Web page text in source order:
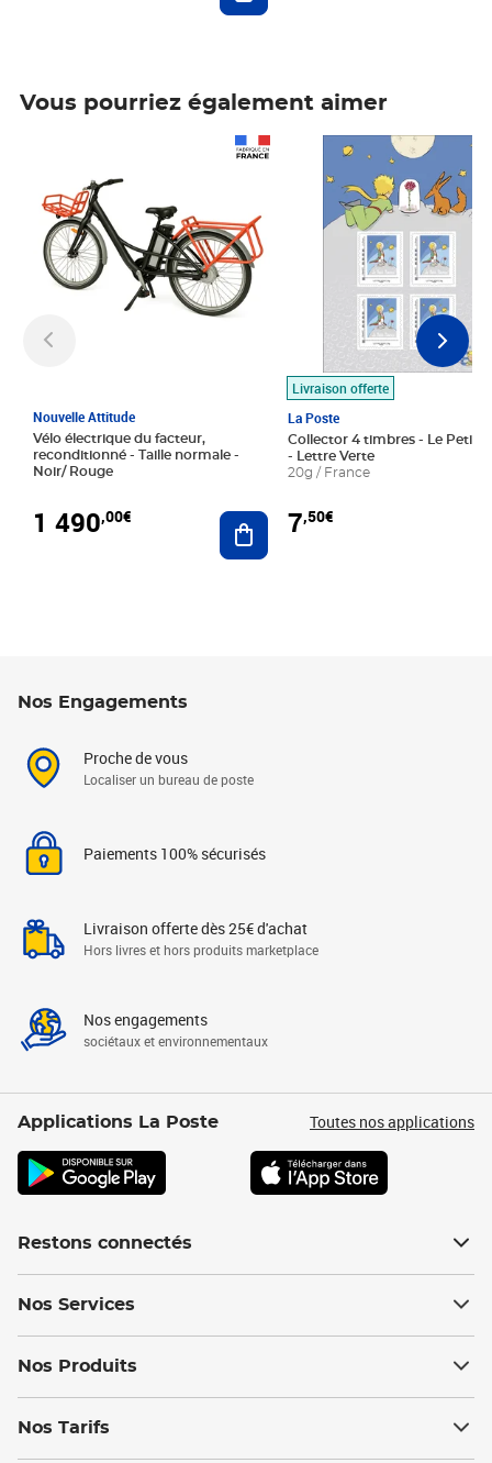
Vous pourriez également aimer
Nouvelle Attitude
Vélo électrique du facteur,
reconditionné - Taille normale -
Noir/ Rouge
1 490,00€ Ajouter au panier
Livraison offerte
La Poste
Collector 4 timbres - Le Petit
- Lettre Verte
20g / France
7,50€
Prix 7,50€
Nos Engagements
Proche de vous
Localiser un bureau de poste
Paiements 100% sécurisés
Livraison offerte dès 25€ d'achat
Hors livres et hors produits marketplace
Nos engagements
sociétaux et environnementaux
Applications La Poste Toutes nos applications
Restons connectés
Nos Services
Nos Produits
Nos Tarifs